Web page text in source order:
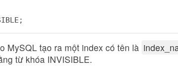
MySQL tạo ra một index có tên là
từ khóa INVISIBLE.